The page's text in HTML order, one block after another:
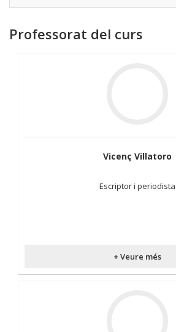
Professorat del curs
Vicenç Villatoro
Escriptor i periodista
+ Veure més